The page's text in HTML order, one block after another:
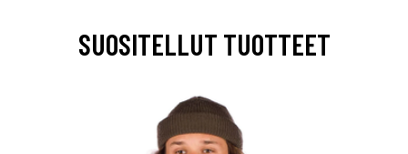
SUOSITELLUT TUOTTEET